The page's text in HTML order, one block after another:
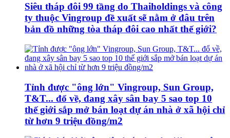
Siêu tháp đôi 99 tầng do Thaiholdings và công
ty thuộc Vingroup đề xuất sẽ nằm ở đâu trên
bản đồ những tòa tháp đôi cao nhất thế giới?
Tỉnh được "ông lớn" Vingroup, Sun Group,
T&T... đổ về, đang xây sân bay 5 sao top 10
thế giới sắp mở bán loạt dự án nhà ở xã hội chỉ
từ hơn 9 triệu đồng/m2